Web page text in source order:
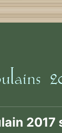
2017